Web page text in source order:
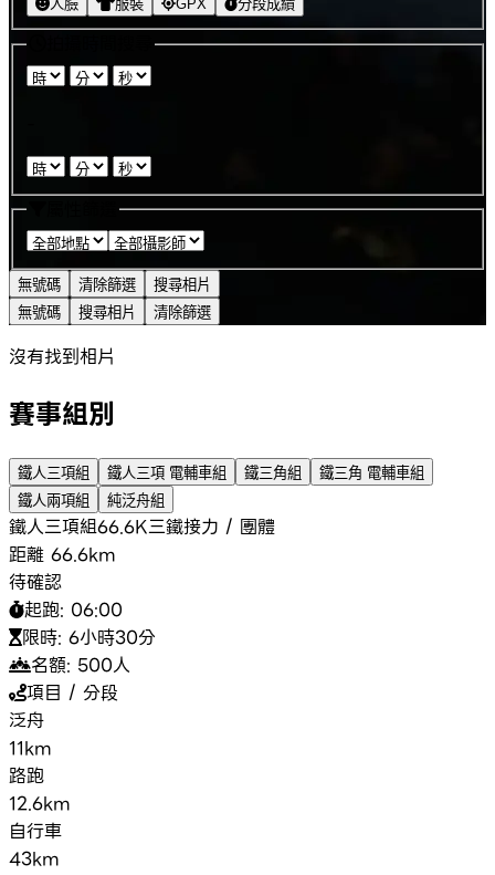
人臉 服裝 GPX 分段成績
無號碼 清除篩選
搜尋相片
無號碼
搜尋相片 清除篩選
沒有找到相片
賽事組別
鐵人三項組 鐵人三項 電輔車組 鐵三角組
鐵三角 電輔車組
鐵人兩項組
純泛舟組
鐵人三項組66.6K三鐵接力 / 團體
距離 66.6km
待確認
起跑: 06:00
限時: 6小時30分
名額: 500人
項目 / 分段
泛舟
11km
路跑
12.6km
自行車
43km